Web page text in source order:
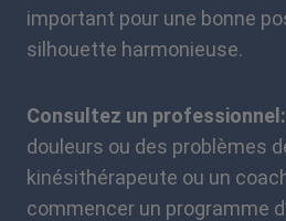
important pour une bonne
silhouette harmonieuse.
Consultez un professionnel:
douleurs ou des problèmes
kinésithérapeute ou un
commencer un programme